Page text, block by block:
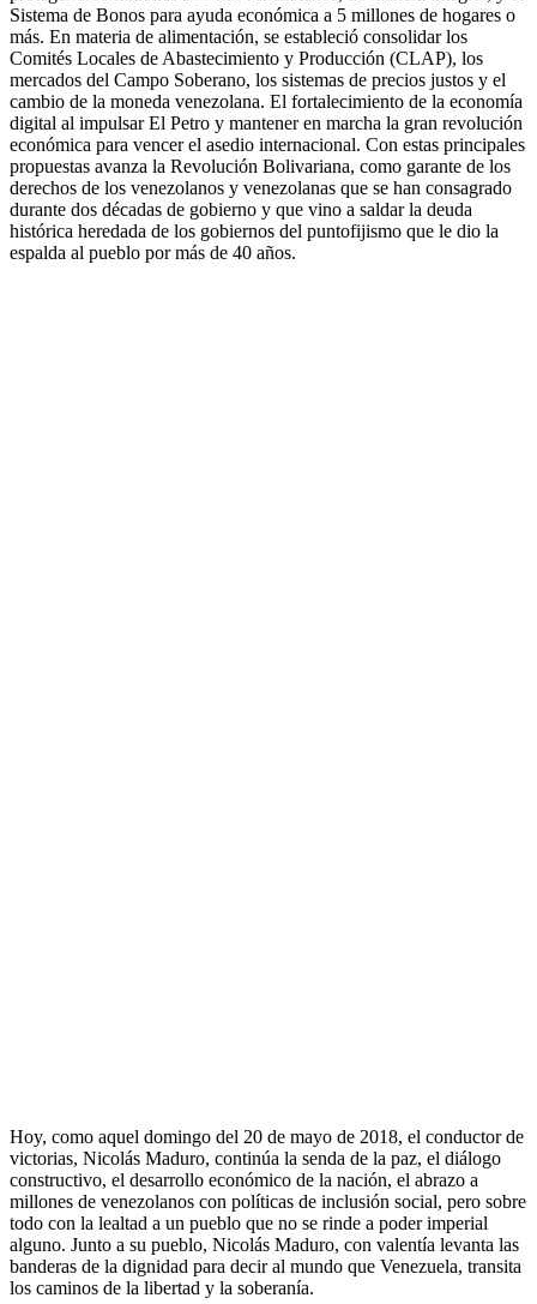
Sistema de Bonos para ayuda económica a 5 millones de hogares o
más. En materia de alimentación, se estableció consolidar los
Comités Locales de Abastecimiento y Producción (CLAP), los
mercados del Campo Soberano, los sistemas de precios justos y el
cambio de la moneda venezolana. El fortalecimiento de la economía
digital al impulsar El Petro y mantener en marcha la gran revolución
económica para vencer el asedio internacional. Con estas principales
propuestas avanza la Revolución Bolivariana, como garante de los
derechos de los venezolanos y venezolanas que se han consagrado
durante dos décadas de gobierno y que vino a saldar la deuda
histórica heredada de los gobiernos del puntofijismo que le dio la
espalda al pueblo por más de 40 años.
Hoy, como aquel domingo del 20 de mayo de 2018, el conductor de
victorias, Nicolás Maduro, continúa la senda de la paz, el diálogo
constructivo, el desarrollo económico de la nación, el abrazo a
millones de venezolanos con políticas de inclusión social, pero sobre
todo con la lealtad a un pueblo que no se rinde a poder imperial
alguno. Junto a su pueblo, Nicolás Maduro, con valentía levanta las
banderas de la dignidad para decir al mundo que Venezuela, transita
los caminos de la libertad y la soberanía.